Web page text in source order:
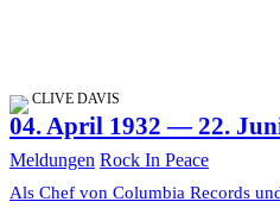
CLIVE DAVIS
04. April 1932 — 22.
Meldungen Rock In Peace
Als Chef von Columbia Records